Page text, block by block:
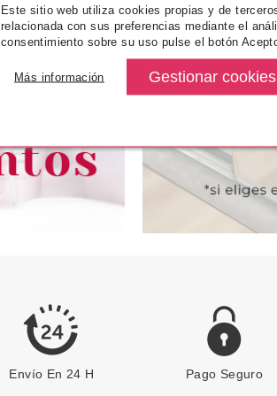
LAISEVEN
LAISEVEN CREMA DE MANOS
MACADAMIA 30 ML
desde
0.95€
Envío En 24 H Pago Seguro
Este sitio web utiliza cookies propias y de
relacionada con sus preferencias mediante el
consentimiento sobre su uso pulse el botón
Más información